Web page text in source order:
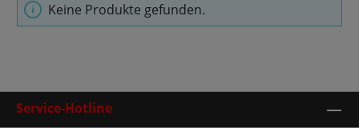
Keine Produkte gefunden.
Service-Hotline